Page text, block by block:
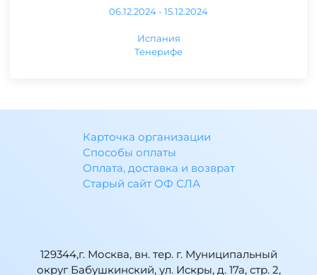
06.12.2024 - 15.12.2024
Испания
Тенерифе
Карточка организации
Способы оплаты
Оплата, доставка и возврат
Старый сайт ОФ СЛА
129344,г. Москва, вн. тер. г. Муниципальный
округ Бабушкинский, ул. Искры, д. 17а, стр. 2,